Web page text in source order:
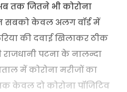
तक जितने भी कोरोना
सबको केवल अलग वॉर्ड में
की दवाई खिलाकर ठीक
राजधानी पटना के नालन्दा
में कोरोना मरीजों का
केवल दो कोरोना पॉजिटिव